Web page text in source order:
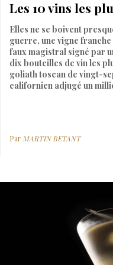
Les 10 vins les
Elles ne se boivent
guerre, une vigne
faux magistral signé par
dix bouteilles de vin les
goliath toscan de vingt-
californien adjugé un
Par MARTIN BETANT